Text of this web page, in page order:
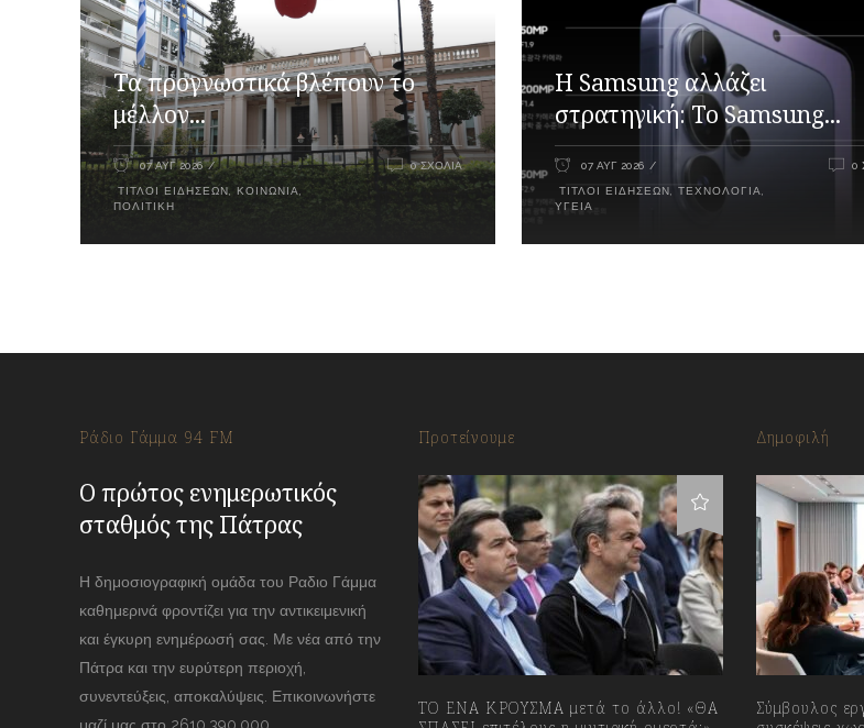
Τα προγνωστικά βλέπουν το
μέλλον...
07 ΑΥΓ 2026
ΤΊΤΛΟΙ ΕΙΔΉΣΕΩΝ ΚΟΙΝΩΝΊΑ
ΠΟΛΙΤΙΚΉ
0 ΣΧΌΛΙΑ
Η Samsung αλλάζει
στρατηγική: Το Samsung...
07 ΑΥΓ 2026
ΤΊΤΛΟΙ ΕΙΔΉΣΕΩΝ ΤΕΧΝΟΛΟΓΊΑ
ΥΓΕΊΑ
0
Ράδιο Γάμμα 94 FM
Ο πρώτος ενημερωτικός
σταθμός της Πάτρας
Η δημοσιογραφική ομάδα του Ραδιο Γάμμα
καθημερινά φροντίζει για την αντικειμενική
και έγκυρη ενημέρωσή σας. Με νέα από την
Πάτρα και την ευρύτερη περιοχή,
συνεντεύξεις, αποκαλύψεις. Επικοινωνήστε
Προτείνουμε
ΤΟ ΕΝΑ ΚΡΟΥΣΜΑ μετά το άλλο! «ΘΑ
Δημοφιλή
Σύμβουλος